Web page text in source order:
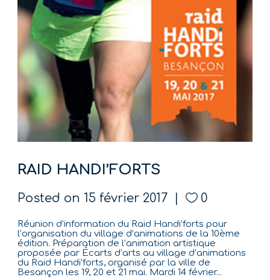
RAID HANDI’FORTS
Posted on 15 février 2017 0
Réunion d’information du Raid Handi’forts pour
l’organisation du village d’animations de la 10ème
édition. Préparation de l’animation artistique
proposée par Écarts d’arts au village d’animations
du Raid Handi’forts, organisé par la ville de
Besançon les 19, 20 et 21 mai. Mardi 14 février...